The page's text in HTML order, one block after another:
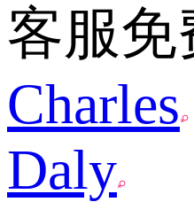
客服免
Charles
Daly